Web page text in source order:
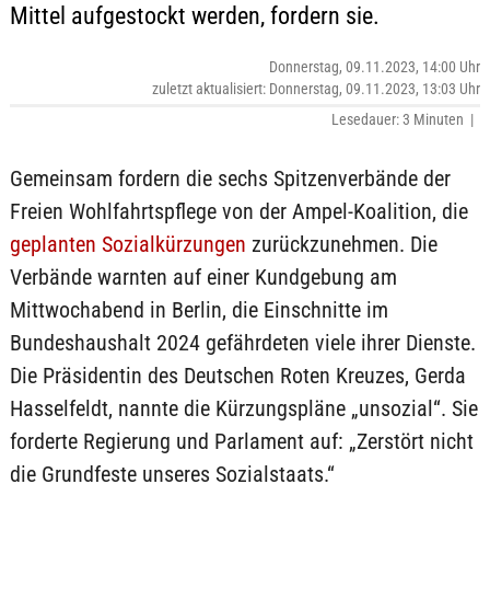
Mittel aufgestockt werden, fordern sie.
Donnerstag, 09.11.2023, 14:00 Uhr
zuletzt aktualisiert: Donnerstag, 09.11.2023, 13:03 Uhr
Lesedauer: 3 Minuten |
Gemeinsam fordern die sechs Spitzenverbände der
Freien Wohlfahrtspflege von der Ampel-Koalition, die
geplanten Sozialkürzungen zurückzunehmen. Die
Verbände warnten auf einer Kundgebung am
Mittwochabend in Berlin, die Einschnitte im
Bundeshaushalt 2024 gefährdeten viele ihrer Dienste.
Die Präsidentin des Deutschen Roten Kreuzes, Gerda
Hasselfeldt, nannte die Kürzungspläne „unsozial“. Sie
forderte Regierung und Parlament auf: „Zerstört nicht
die Grundfeste unseres Sozialstaats.“